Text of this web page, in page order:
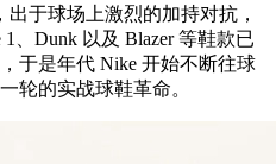
于球场上激烈的加持对抗，
、Dunk 以及 Blazer 等鞋款已
于是年代 Nike 开始不断往球
轮的实战球鞋革命。